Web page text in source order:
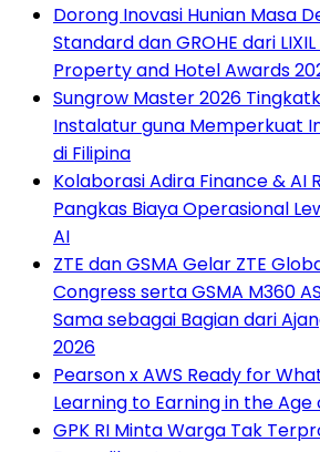
Dorong Inovasi Hunian Masa
Standard dan GROHE dari
Property and Hotel Awards
Sungrow Master 2026
Instalatur guna Memperkuat
di Filipina
Kolaborasi Adira Finance & AI
Pangkas Biaya Operasional
AI
ZTE dan GSMA Gelar ZTE
Congress serta GSMA M360
Sama sebagai Bagian dari
2026
Pearson x AWS Ready for
Learning to Earning in the Age
GPK RI Minta Warga Tak